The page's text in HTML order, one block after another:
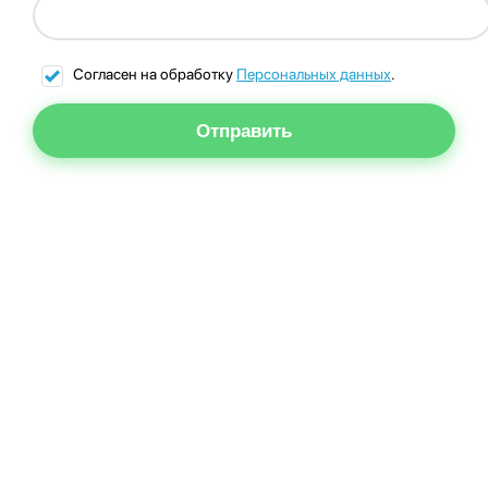
Согласен на обработку Персональных данных.
Отправить